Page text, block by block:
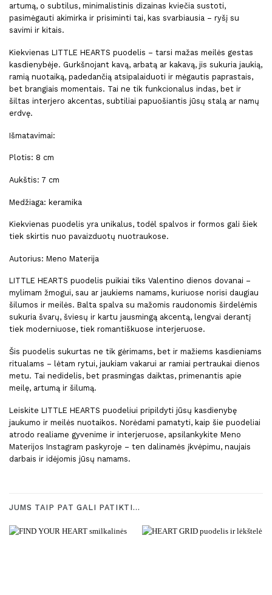
artumą, o subtilus, minimalistinis dizainas kviečia sustoti,
pasimėgauti akimirka ir prisiminti tai, kas svarbiausia – ryšį su
savimi ir kitais.
Kiekvienas LITTLE HEARTS puodelis – tarsi mažas meilės gestas
kasdienybėje. Gurkšnojant kavą, arbatą ar kakavą, jis sukuria jaukią,
ramią nuotaiką, padedančią atsipalaiduoti ir mėgautis paprastais,
bet brangiais momentais. Tai ne tik funkcionalus indas, bet ir
šiltas interjero akcentas, subtiliai papuošiantis jūsų stalą ar namų
erdvę.
Išmatavimai:
Plotis: 8 cm
Aukštis: 7 cm
Medžiaga: keramika
Kiekvienas puodelis yra unikalus, todėl spalvos ir formos gali šiek
tiek skirtis nuo pavaizduotų nuotraukose.
Autorius: Meno Materija
LITTLE HEARTS puodelis puikiai tiks Valentino dienos dovanai –
mylimam žmogui, sau ar jaukiems namams, kuriuose norisi daugiau
šilumos ir meilės. Balta spalva su mažomis raudonomis širdelėmis
sukuria švarų, šviesų ir kartu jausmingą akcentą, lengvai derantį
tiek moderniuose, tiek romantiškuose interjeruose.
Šis puodelis sukurtas ne tik gėrimams, bet ir mažiems kasdieniams
ritualams – lėtam rytui, jaukiam vakarui ar ramiai pertraukai dienos
metu. Tai nedidelis, bet prasmingas daiktas, primenantis apie
meilę, artumą ir šilumą.
Leiskite LITTLE HEARTS puodeliui pripildyti jūsų kasdienybę
jaukumo ir meilės nuotaikos. Norėdami pamatyti, kaip šie puodeliai
atrodo realiame gyvenime ir interjeruose, apsilankykite Meno
Materijos Instagram paskyroje – ten dalinamės įkvėpimu, naujais
darbais ir idėjomis jūsų namams.
JUMS TAIP PAT GALI PATIKTI…